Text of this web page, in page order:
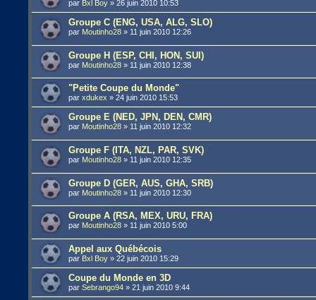
par Bxl Boy »26 juin 2010 10:53
Groupe C (ENG, USA, ALG, SLO)
par Moutinho28 » 11 juin 2010 12:26
Groupe H (ESP, CHI, HON, SUI)
par Moutinho28 » 11 juin 2010 12:38
"Petite Coupe du Monde"
parxdukex »24 juin 2010 15:53
Groupe E (NED, JPN, DEN, CMR)
par Moutinho28 »11 juin 2010 12:32
Groupe F (ITA, NZL, PAR, SVK)
par Moutinho28 » 11 juin 2010 12:35
Groupe D (GER, AUS, GHA, SRB)
par Moutinho28 » 11 juin 2010 12:30
Groupe A (RSA, MEX, URU, FRA)
par Moutinho28 » 11 juin 2010 5:00
Appel aux Québécois
par Bxl Boy »22 juin 2010 15:29
Coupe du Monde en 3D
parSebrango94 »21 juin 2010 9:44